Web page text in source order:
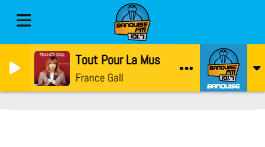
Tout Pour La Musique
France Gall